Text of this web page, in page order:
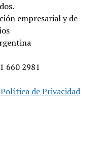
empresarial y de
660 2981
de Privacidad